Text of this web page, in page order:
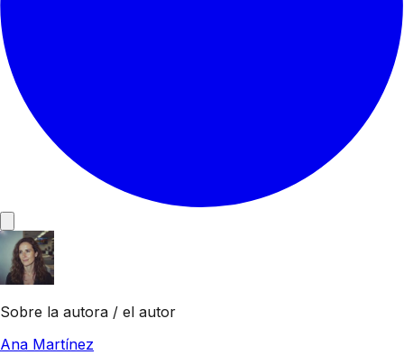
Sobre la autora / el autor
Ana Martínez